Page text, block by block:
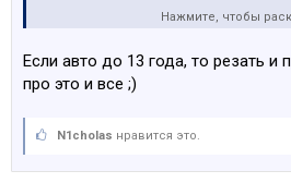
https://www.trodo.lv/ru/sazhevyj-
?
Или можете посоветовать
Нажмите, чтобы
Если авто до 13 года, то резать и
про это и все ;)
N1cholas нравится это.